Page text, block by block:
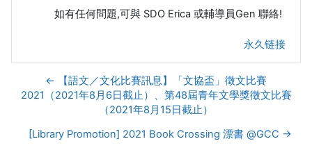
如有任何問題,可與 SDO Erica 或輔導員Gen 聯絡!
永久链接
← 【語文／文化比賽訊息】「文協盃」徵文比賽
2021（2021年8月6日截止）、第48屆青年文學獎徵文比賽
（2021年8月15日截止）
[Library Promotion] 2021 Book Crossing 漂書 @GCC →